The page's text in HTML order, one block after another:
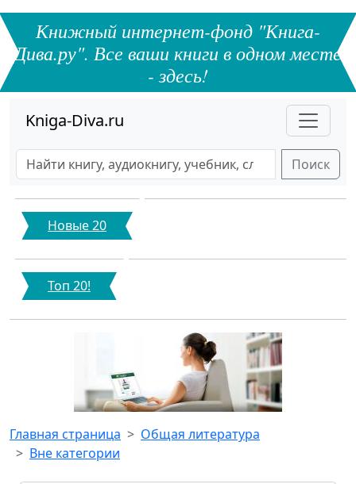
Книжный интернет-фонд "Книга-
Дива.ру". Все ваши книги в одном месте
- здесь!
Kniga-Diva.ru
Поиск
Новые 20
Топ 20!
Главная страница
Общая литература
Вне категории